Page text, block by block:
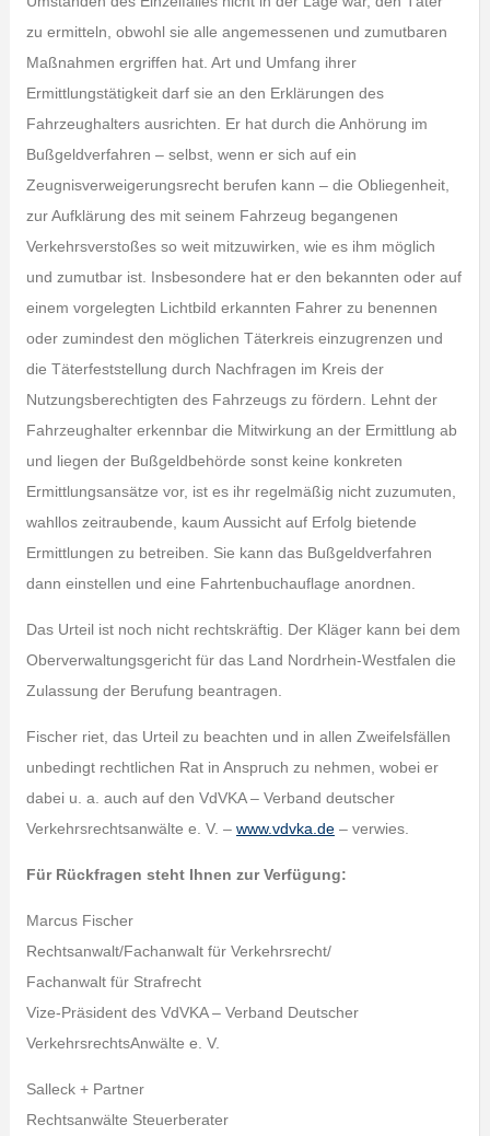
zu ermitteln, obwohl sie alle angemessenen und zumutbaren
Maßnahmen ergriffen hat. Art und Umfang ihrer
Ermittlungstätigkeit darf sie an den Erklärungen des
Fahrzeughalters ausrichten. Er hat durch die Anhörung im
Bußgeldverfahren – selbst, wenn er sich auf ein
Zeugnisverweigerungsrecht berufen kann – die Obliegenheit,
zur Aufklärung des mit seinem Fahrzeug begangenen
Verkehrsverstoßes so weit mitzuwirken, wie es ihm möglich
und zumutbar ist. Insbesondere hat er den bekannten oder auf
einem vorgelegten Lichtbild erkannten Fahrer zu benennen
oder zumindest den möglichen Täterkreis einzugrenzen und
die Täterfeststellung durch Nachfragen im Kreis der
Nutzungsberechtigten des Fahrzeugs zu fördern. Lehnt der
Fahrzeughalter erkennbar die Mitwirkung an der Ermittlung ab
und liegen der Bußgeldbehörde sonst keine konkreten
Ermittlungsansätze vor, ist es ihr regelmäßig nicht zuzumuten,
wahllos zeitraubende, kaum Aussicht auf Erfolg bietende
Ermittlungen zu betreiben. Sie kann das Bußgeldverfahren
dann einstellen und eine Fahrtenbuchauflage anordnen.
Das Urteil ist noch nicht rechtskräftig. Der Kläger kann bei dem
Oberverwaltungsgericht für das Land Nordrhein-Westfalen die
Zulassung der Berufung beantragen.
Fischer riet, das Urteil zu beachten und in allen Zweifelsfällen
unbedingt rechtlichen Rat in Anspruch zu nehmen, wobei er
dabei u. a. auch auf den VdVKA – Verband deutscher
Verkehrsrechtsanwälte e. V. – www.vdvka.de– verwies.
Für Rückfragen steht Ihnen zur Verfügung:
Marcus Fischer
Rechtsanwalt/Fachanwalt für Verkehrsrecht/
Fachanwalt für Strafrecht
Vize-Präsident des VdVKA – Verband Deutscher
VerkehrsrechtsAnwälte e. V.
Salleck + Partner
Rechtsanwälte Steuerberater